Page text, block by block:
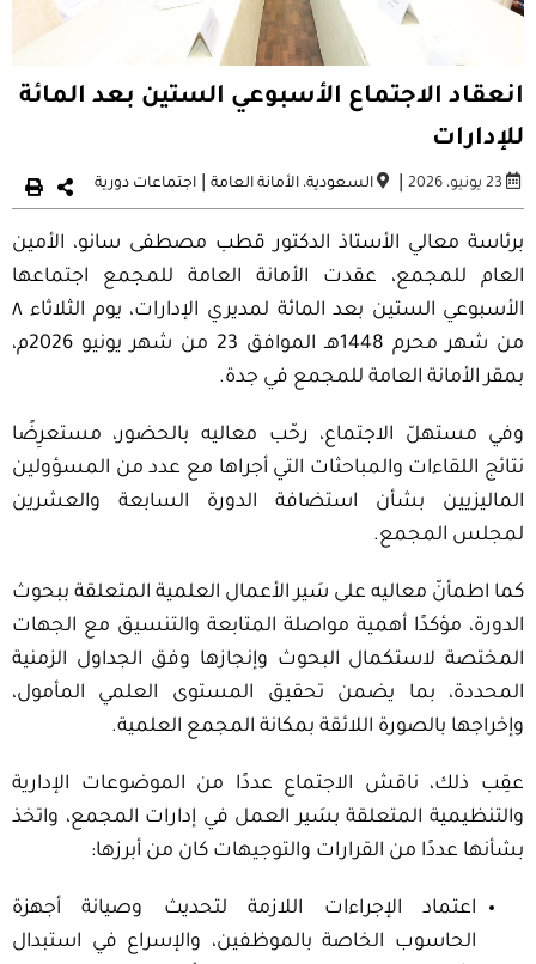
انعقاد الاجتماع الأسبوعي الستين بعد المائة
للإدارات
23 يونيو، 2026 | السعودية، الأمانة العامة| اجتماعات دورية
برئاسة معالي الأستاذ الدكتور قطب مصطفى سانو، الأمين
العام للمجمع، عقدت الأمانة العامة للمجمع اجتماعها
الأسبوعي الستين بعد المائة لمديري الإدارات، يوم الثلاثاء ٨
من شهر محرم 1448هـ الموافق 23 من شهر يونيو 2026م،
بمقر الأمانة العامة للمجمع في جدة.
وفي مستهلّ الاجتماع، رحّب معاليه بالحضور، مستعرِضًا
نتائج اللقاءات والمباحثات التي أجراها مع عدد من المسؤولين
الماليزيين بشأن استضافة الدورة السابعة والعشرين
لمجلس المجمع.
كما اطمأنّ معاليه على سَير الأعمال العلمية المتعلقة ببحوث
الدورة، مؤكدًا أهمية مواصلة المتابعة والتنسيق مع الجهات
المختصة لاستكمال البحوث وإنجازها وفق الجداول الزمنية
المحددة، بما يضمن تحقيق المستوى العلمي المأمول،
وإخراجها بالصورة اللائقة بمكانة المجمع العلمية.
عقِب ذلك، ناقش الاجتماع عددًا من الموضوعات الإدارية
والتنظيمية المتعلقة بسَير العمل في إدارات المجمع، واتخذ
بشأنها عددًا من القرارات والتوجيهات كان من أبرزها:
اعتماد الإجراءات اللازمة لتحديث وصيانة أجهزة
الحاسوب الخاصة بالموظفين، والإسراع في استبدال